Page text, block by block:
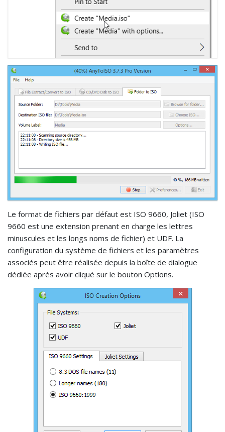
Le format de fichiers par défaut est ISO 9660, Joliet (ISO
9660 est une extension prenant en charge les lettres
minuscules et les longs noms de fichier) et UDF. La
configuration du système de fichiers et les paramètres
associés peut être réalisée depuis la boîte de dialogue
dédiée après avoir cliqué sur le bouton Options.